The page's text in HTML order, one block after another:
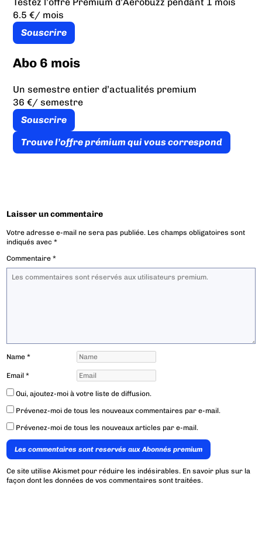
6.5 €/ mois
Souscrire
Abo 6 mois
Un semestre entier d’actualités premium
36 €/ semestre
Souscrire
Trouve l’offre prémium qui vous correspond
Laisser un commentaire
Votre adresse e-mail ne sera pas publiée. Les champs obligatoires sont
indiqués avec*
Commentaire*
Name*
Email*
Oui, ajoutez-moi à votre liste de diffusion.
Prévenez-moi de tous les nouveaux commentaires par e-mail.
Prévenez-moi de tous les nouveaux articles par e-mail.
Les commentaires sont reservés aux Abonnés premium
Ce site utilise Akismet pour réduire les indésirables. En savoir plus sur la
façon dont les données de vos commentaires sont traitées.